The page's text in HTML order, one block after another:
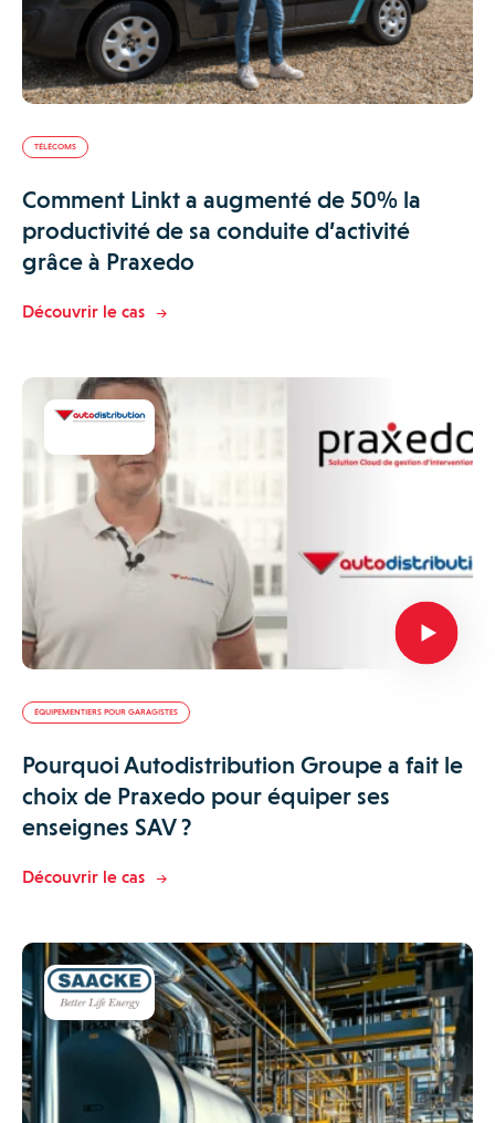
TÉLÉCOMS
Comment Linkt a augmenté de 50% la
productivité de sa conduite d’activité
grâce à Praxedo
Découvrir le cas
ÉQUIPEMENTIERS POUR GARAGISTES
Pourquoi Autodistribution Groupe a fait le
choix de Praxedo pour équiper ses
enseignes SAV ?
Découvrir le cas